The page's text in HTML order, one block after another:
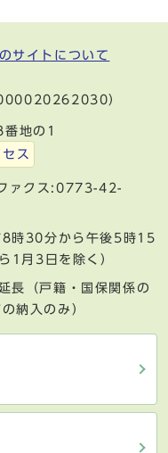
サイトについて
）
地の1
ス
ァクス:0773-42-
時30分から午後5時15
1月3日を除く）
長（戸籍・国保関係の
納入のみ）